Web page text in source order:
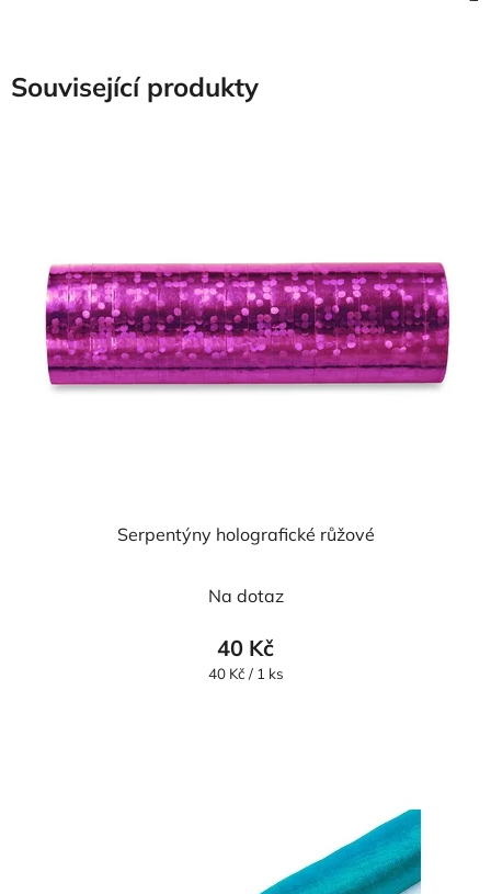
Související produkty
Serpentýny holografické růžové
Na dotaz
40 Kč
Měrná
40 Kč / 1 ks